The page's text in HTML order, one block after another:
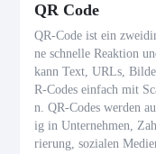
QR Code
QR-Code ist ein
ne schnelle Reaktion
kann Text, URLs,
R-Codes einfach mit
n. QR-Codes werden
ig in Unternehmen,
rierung, sozialen